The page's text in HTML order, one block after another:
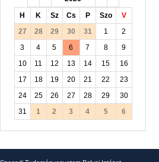
H K Sz Cs P Szo
V
27
28 29 30 31 1
2
3
4 5 6 7 8
9
10
11 12 13 14 15
16
17
18 19 20 21 22
23
24
25 26 27 28 29
30
31
1 2 3 4 5 6